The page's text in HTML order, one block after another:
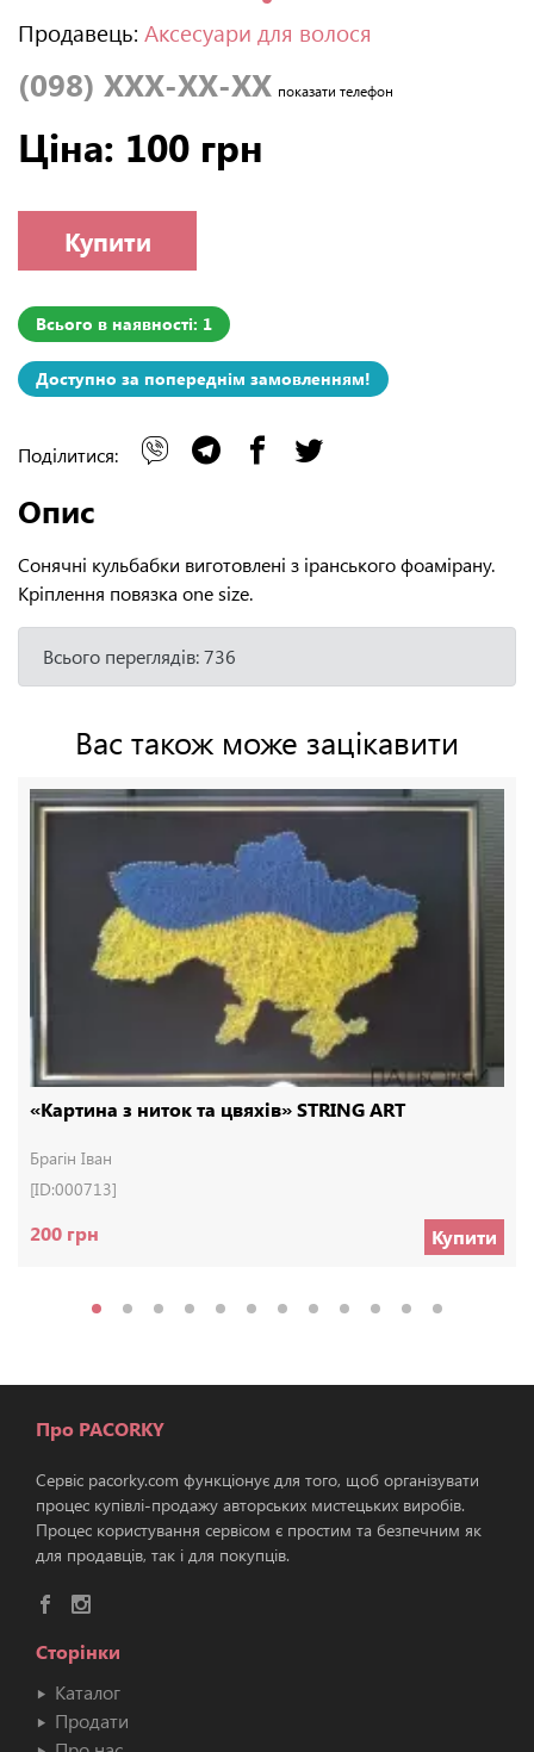
Продавець: Аксесуари для волося
(098) XXX-XX-XX показати телефон
Ціна: 100 грн
Купити
Всього в наявності: 1
Доступно за попереднім замовленням!
Поділитися:
Опис
Сонячні кульбабки виготовлені з іранського фоамірану.
Кріплення повязка one size.
Всього переглядів: 736
Вас також може зацікавити
«Картина з ниток та цвяхів» STRING ART
Брагін Іван
[ID:000713]
200 грн Купити
Про PACORKY
Сервіс pacorky.com функціонує для того, щоб організувати
процес купівлі-продажу авторських мистецьких виробів.
Процес користування сервісом є простим та безпечним як
для продавців, так і для покупців.
Сторінки
Каталог
Продати